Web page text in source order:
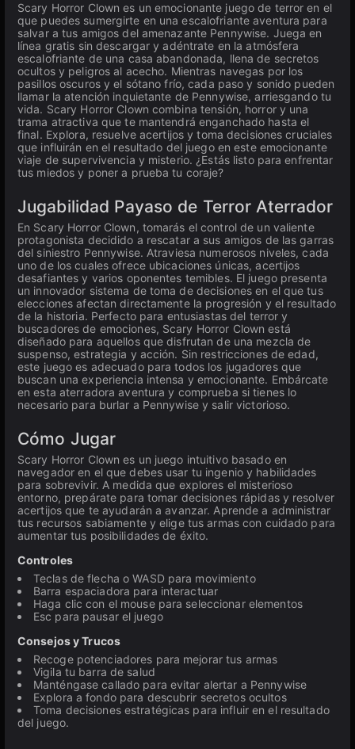
Scary Horror Clown es un emocionante juego de terror en el
que puedes sumergirte en una escalofriante aventura para
salvar a tus amigos del amenazante Pennywise. Juega en
línea gratis sin descargar y adéntrate en la atmósfera
escalofriante de una casa abandonada, llena de secretos
ocultos y peligros al acecho. Mientras navegas por los
pasillos oscuros y el sótano frío, cada paso y sonido pueden
llamar la atención inquietante de Pennywise, arriesgando tu
vida. Scary Horror Clown combina tensión, horror y una
trama atractiva que te mantendrá enganchado hasta el
final. Explora, resuelve acertijos y toma decisiones cruciales
que influirán en el resultado del juego en este emocionante
viaje de supervivencia y misterio. ¿Estás listo para enfrentar
tus miedos y poner a prueba tu coraje?
Jugabilidad Payaso de Terror Aterrador
En Scary Horror Clown, tomarás el control de un valiente
protagonista decidido a rescatar a sus amigos de las garras
del siniestro Pennywise. Atraviesa numerosos niveles, cada
uno de los cuales ofrece ubicaciones únicas, acertijos
desafiantes y varios oponentes temibles. El juego presenta
un innovador sistema de toma de decisiones en el que tus
elecciones afectan directamente la progresión y el resultado
de la historia. Perfecto para entusiastas del terror y
buscadores de emociones, Scary Horror Clown está
diseñado para aquellos que disfrutan de una mezcla de
suspenso, estrategia y acción. Sin restricciones de edad,
este juego es adecuado para todos los jugadores que
buscan una experiencia intensa y emocionante. Embárcate
en esta aterradora aventura y comprueba si tienes lo
necesario para burlar a Pennywise y salir victorioso.
Cómo Jugar
Scary Horror Clown es un juego intuitivo basado en
navegador en el que debes usar tu ingenio y habilidades
para sobrevivir. A medida que explores el misterioso
entorno, prepárate para tomar decisiones rápidas y resolver
acertijos que te ayudarán a avanzar. Aprende a administrar
tus recursos sabiamente y elige tus armas con cuidado para
aumentar tus posibilidades de éxito.
Controles
Teclas de flecha o WASD para movimiento
Barra espaciadora para interactuar
Haga clic con el mouse para seleccionar elementos
Esc para pausar el juego
Consejos y Trucos
Recoge potenciadores para mejorar tus armas
Vigila tu barra de salud
Manténgase callado para evitar alertar a Pennywise
Explora a fondo para descubrir secretos ocultos
Toma decisiones estratégicas para influir en el resultado
del juego.